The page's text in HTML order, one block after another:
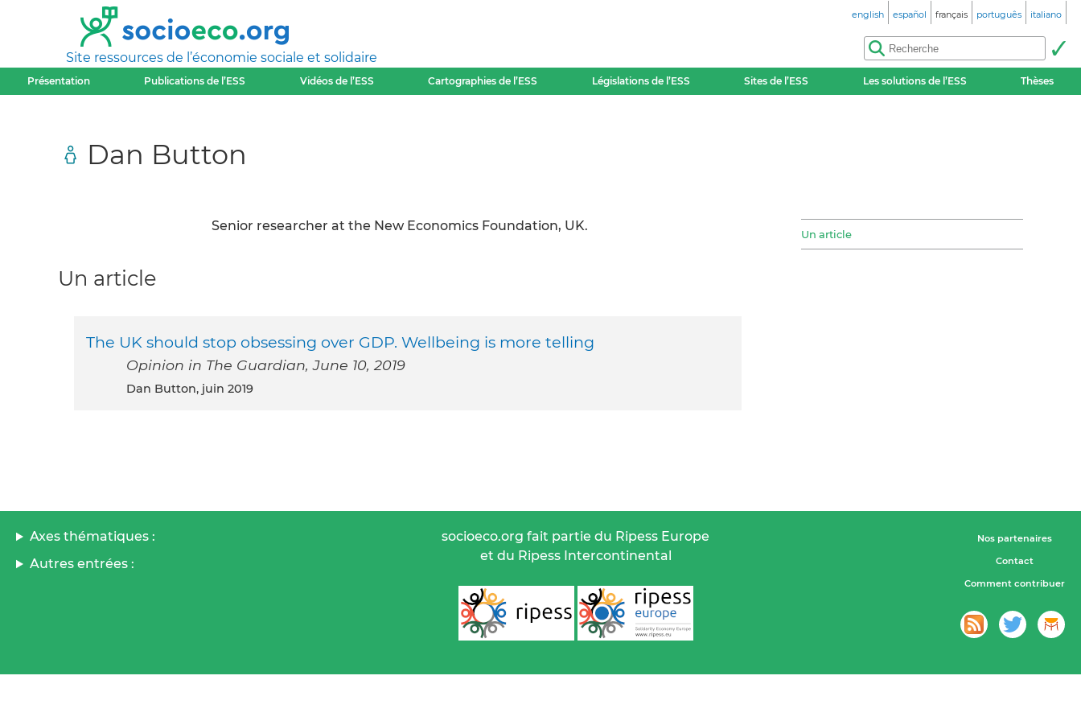
Site ressources de l’économie sociale et solidaire
english español français português italiano
Présentation Publications de l’ESS Vidéos de l’ESS Cartographies de l’ESS Législations de l’ESS Sites de l’ESS Les solutions de l’ESS Thèses
Dan Button
Senior researcher at the New Economics Foundation, UK.
Un article
Un article
The UK should stop obsessing over GDP. Wellbeing is more telling
Opinion in The Guardian, June 10, 2019
Dan Button, juin 2019
Axes thématiques :
Autres entrées :
socioeco.org fait partie du Ripess Europe
et du Ripess Intercontinental
Nos partenaires
Contact
Comment contribuer